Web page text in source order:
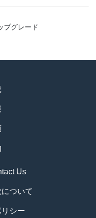
プグレード
Us
ついて
シー